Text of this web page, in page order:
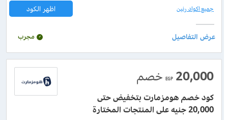
اظهر الكود جميع اكواد رنين
مجرب
20,000
EGP خصم
كود خصم هومزمارت بتخفيض حتى
20,000 جنيه على المنتجات المختارة